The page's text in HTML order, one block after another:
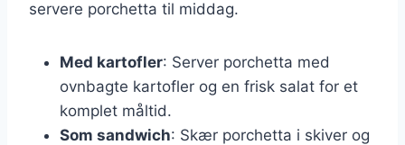
servere porchetta til middag.
Med kartofler: Server porchetta med
ovnbagte kartofler og en frisk salat for et
komplet måltid.
Som sandwich: Skær porchetta i skiver og